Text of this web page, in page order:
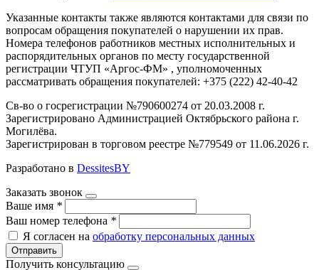
Указанные контакты также являются контактами для связи по
вопросам обращения покупателей о нарушении их прав.
Номера телефонов работников местных исполнительных и
распорядительных органов по месту государственной
регистрации ЧТУП «Аргос-ФМ» , уполномоченных
рассматривать обращения покупателей: +375 (222) 42-40-42
Св-во о госрегистрации №790600274 от 20.03.2008 г.
Зарегистрировано Администрацией Октябрьского района г.
Могилёва.
Зарегистрирован в торговом реестре №779549 от 11.06.2026 г.
Разработано в DessitesBY
Заказать звонок
Ваше имя *
Ваш номер телефона *
Я согласен на обработку персональных данных
Отправить
Получить консультацию